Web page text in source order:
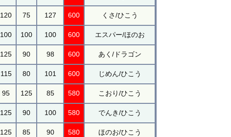
120 75 127 600 くさ/ひこう
100 100 100 600 エスパー/ほのお
125 90 98 600 あく/ドラゴン
115 80 101 600 じめん/ひこう
95 125 85 580 こおり/ひこう
125 90 100 580 でんき/ひこう
125 85 90 580 ほのお/ひこう